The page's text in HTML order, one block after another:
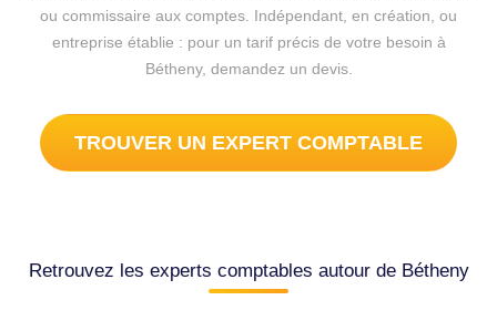
ou commissaire aux comptes. Indépendant, en création, ou
entreprise établie : pour un tarif précis de votre besoin à
Bétheny, demandez un devis.
TROUVER UN EXPERT COMPTABLE
Retrouvez les experts comptables autour de Bétheny